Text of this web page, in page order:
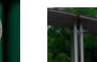
Reproductor
vídeo